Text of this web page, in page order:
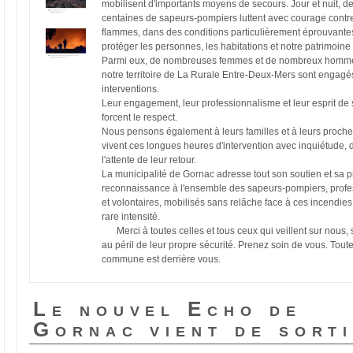
mobilisent d'importants moyens de secours. Jour et nuit,
centaines de sapeurs-pompiers luttent avec courage
flammes, dans des conditions particulièrement
protéger les personnes, les habitations et notre patrimoine
Parmi eux, de nombreuses femmes et de nombreux
notre territoire de La Rurale Entre-Deux-Mers sont
interventions.
Leur engagement, leur professionnalisme et leur esprit de
forcent le respect.
Nous pensons également à leurs familles et à leurs
vivent ces longues heures d'intervention avec inquiétude,
l'attente de leur retour.
La municipalité de Gornac adresse tout son soutien et sa
reconnaissance à l'ensemble des sapeurs-pompiers,
et volontaires, mobilisés sans relâche face à ces
rare intensité.
Merci à toutes celles et tous ceux qui veillent sur nous,
au péril de leur propre sécurité. Prenez soin de vous.
commune est derrière vous.
Le nouvel Echo de
Gornac vient de